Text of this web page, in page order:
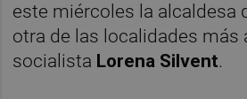
este miércoles la alcaldesa
otra de las localidades más
socialista Lorena Silvent.